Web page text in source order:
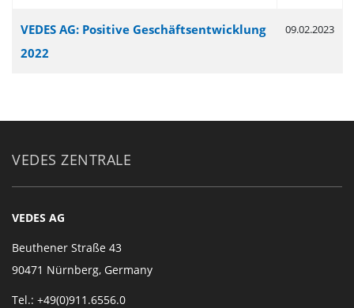
VEDES AG: Positive Geschäftsentwicklung
2022
09.02.2023
VEDES ZENTRALE
VEDES AG
Beuthener Straße 43
90471 Nürnberg, Germany
Tel.: +49(0)911.6556.0